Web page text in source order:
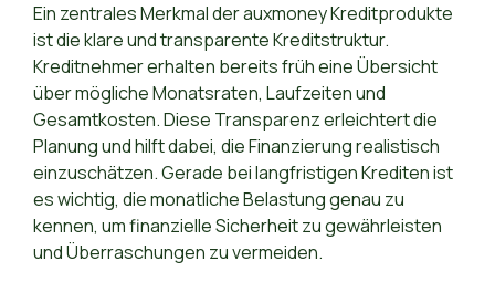
Ein zentrales Merkmal der auxmoney Kreditprodukte
ist die klare und transparente Kreditstruktur.
Kreditnehmer erhalten bereits früh eine Übersicht
über mögliche Monatsraten, Laufzeiten und
Gesamtkosten. Diese Transparenz erleichtert die
Planung und hilft dabei, die Finanzierung realistisch
einzuschätzen. Gerade bei langfristigen Krediten ist
es wichtig, die monatliche Belastung genau zu
kennen, um finanzielle Sicherheit zu gewährleisten
und Überraschungen zu vermeiden.